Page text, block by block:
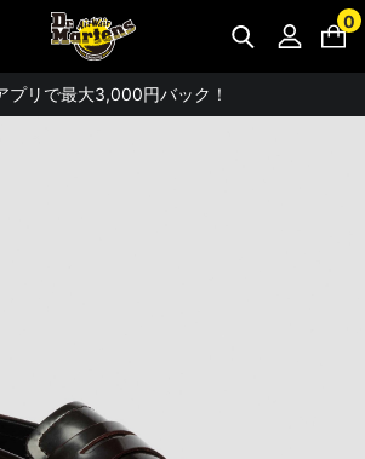
0
：熊本地震にともなう配送への影響について
DISCOUNTで5%OFF！
プリで最大3,000円バック！
上で送料無料・サイズ交換無料